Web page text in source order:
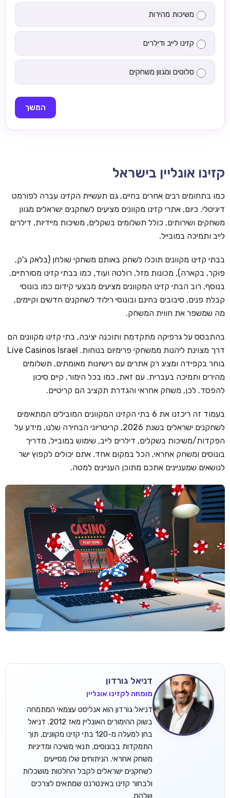
משיכות מהירות
קזינו לייב ודילרים
סלוטים ומגוון משחקים
המשך
קזינו אונליין בישראל
כמו בתחומים רבים אחרים בחיים, גם תעשיית הקזינו עברה לפורמט
דיגיטלי. כיום, אתרי קזינו מקוונים מציעים לשחקנים ישראלים מגוון
משחקים ושירותים, כולל תשלומים בשקלים, משיכות מיידיות, דילרים
לייב ותמיכה במובייל.
בבתי קזינו מקוונים תוכלו לשחק באותם משחקי שולחן (בלאק ג'ק,
פוקר, בקארה), מכונות מזל, רולטה ועוד, כמו בבתי קזינו מסורתיים.
בנוסף, רוב הבתי קזינו המקוונים מציעים מבצעי קידום כמו בונוסי
קבלת פנים, סיבובים בחינם ובונוסי רילוד לשחקנים חדשים וקיימים,
מה שמשפר את חווית המשחק.
בהתבסס על גרפיקה מתקדמת ותוכנה יציבה, בתי קזינו מקוונים הם
דרך מצוינת ליהנות ממשחקי פרימיום בנוחות. Live Casinos Israel
בוחר בקפידה ומציג רק אתרים עם רישיונות מאומתים, תשלומים
מהירים ותמיכה בעברית. עם זאת, כמו בכל הימור, קיים סיכון
להפסד. לכן, משחק אחראי והגדרת תקציב הם קריטיים.
בעמוד זה ריכזנו את 6 בתי הקזינו המקוונים המובילים המתאימים
לשחקנים ישראלים בשנת 2026, קריטריוני הבחירה שלנו, מידע על
הפקדות/משיכות בשקלים, דילרים לייב, שימוש במובייל, מדריך
בונוסים ומשחק אחראי, הכל במקום אחד. אתם יכולים לקפוץ ישר
לנושאים שמעניינים אתכם מתוכן העניינים למטה.
דניאל גורדון
מומחה לקזינו אונליין
דניאל גורדון הוא אנליסט עצמאי המתמחה
בשוק ההימורים האונליין מאז 2012. דניאל
בחן למעלה מ-120 בתי קזינו מקוונים, תוך
התמקדות בבונוסים, תנאי משיכה ומדיניות
משחק אחראי. הניתוחים שלו מסייעים
לשחקנים ישראלים לקבל החלטות מושכלות
ולבחור קזינו באינטרנט שמתאים לצרכים